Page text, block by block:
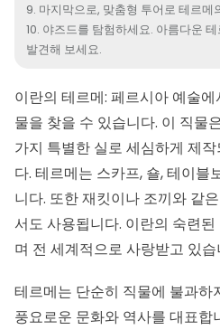
마지막으로, 맞춤형 투어로 테르메
야즈드를 탐험하세요. 아름다운
발견해 보세요.
이란의 테르메: 페르시아 예술
물을 찾을 수 있습니다. 이 직물
가지 특별한 실로 세심하게 제
다. 테르메는 스카프, 숄, 테이블
니다. 또한 재킷이나 조끼와 같
서도 사용됩니다. 이란의 숙련
며 전 세계적으로 사랑받고 있습
테르메는 단순히 직물에 불과하
풍요로운 문화와 역사를 대표합